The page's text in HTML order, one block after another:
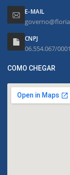
E-MAIL
CNPJ
06.554.067/
COMO CHEGAR